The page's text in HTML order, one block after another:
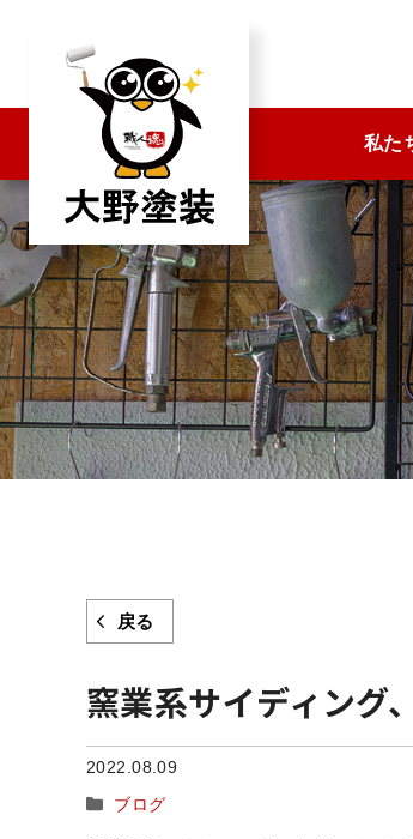
へ
ス
キ
ッ
プ
私た
戻る
窯業系サイディング
2022.08.09
カ
ブログ